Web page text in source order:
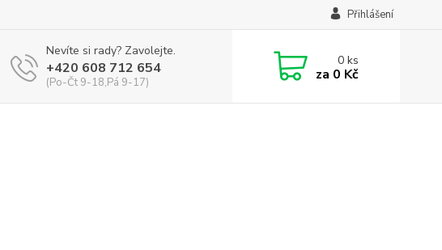
Přihlášení
Nevíte si rady? Zavolejte.
+420 608 712 654
(Po-Čt 9-18,Pá 9-17)
0ks
za 0 Kč